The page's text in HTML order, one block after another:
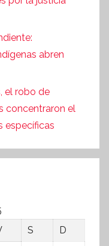
abren
el robo de
concentraron el
específicas
S
D